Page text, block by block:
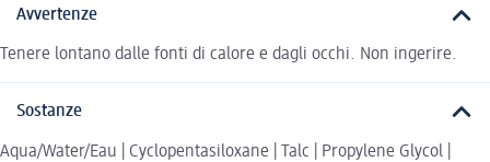
Avvertenze
Tenere lontano dalle fonti di calore e dagli occhi. Non ingerire.
Sostanze
Aqua/Water/Eau | Cyclopentasiloxane | Talc | Propylene Glycol |